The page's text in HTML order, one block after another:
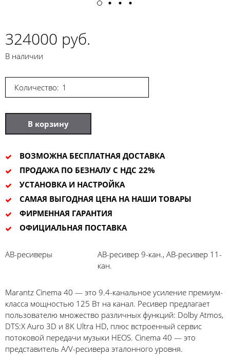
324000 руб.
В наличии
Количество:
В корзину
ВОЗМОЖНА БЕСПЛАТНАЯ ДОСТАВКА
ПРОДАЖА ПО БЕЗНАЛУ С НДС 22%
УСТАНОВКА И НАСТРОЙКА
САМАЯ ВЫГОДНАЯ ЦЕНА НА НАШИ ТОВАРЫ
ФИРМЕННАЯ ГАРАНТИЯ
ОФИЦИАЛЬНАЯ ПОСТАВКА
АВ-ресиверы
АВ-ресивер 9-кан., АВ-ресивер 11-
кан.
Marantz Cinema 40 — это 9.4-канальное усиление премиум-
класса мощностью 125 Вт на канал. Ресивер предлагает
пользователю множество различных функций: Dolby Atmos,
DTS:X Auro 3D и 8K Ultra HD, плюс встроенный сервис
потоковой передачи музыки HEOS. Cinema 40 — это
представитель A/V-ресивера эталонного уровня.